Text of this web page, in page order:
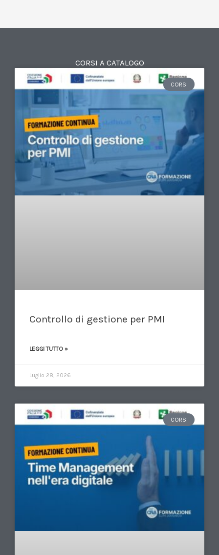
CORSI A CATALOGO
CORSI
Controllo di gestione per PMI
LEGGI TUTTO »
Luglio 28, 2026
CORSI